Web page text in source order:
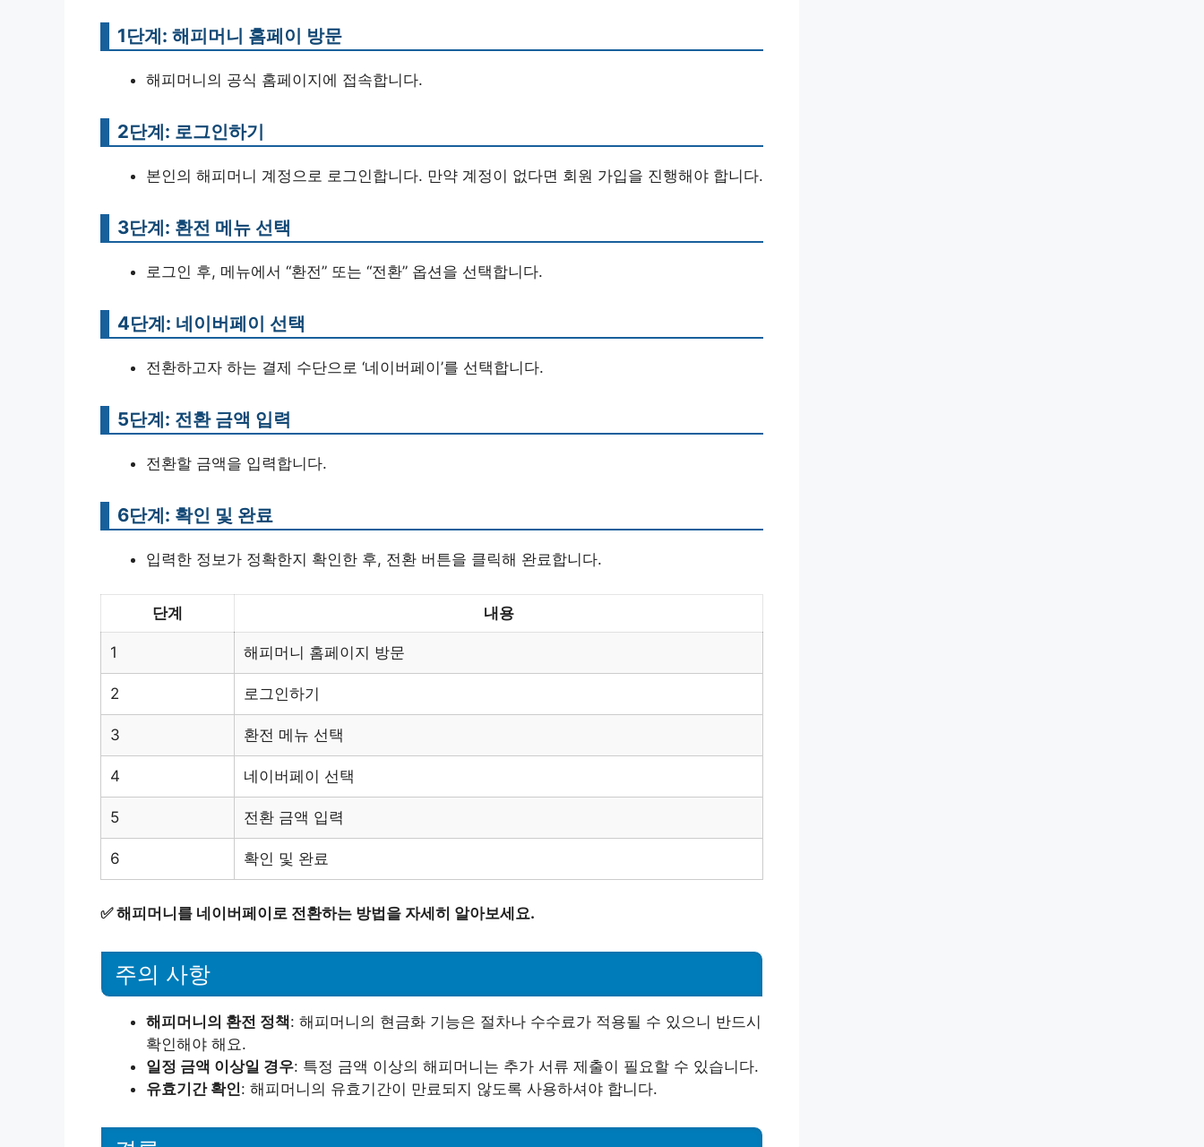
1단계: 해피머니 홈페이 방문
해피머니의 공식 홈페이지에 접속합니다.
2단계: 로그인하기
본인의 해피머니 계정으로 로그인합니다. 만약 계정이 없다면 회원 가입을 진행해야 합니다.
3단계: 환전 메뉴 선택
로그인 후, 메뉴에서 “환전” 또는 “전환” 옵션을 선택합니다.
4단계: 네이버페이 선택
전환하고자 하는 결제 수단으로 ‘네이버페이’를 선택합니다.
5단계: 전환 금액 입력
전환할 금액을 입력합니다.
6단계: 확인 및 완료
입력한 정보가 정확한지 확인한 후, 전환 버튼을 클릭해 완료합니다.
단계 내용
1 해피머니 홈페이지 방문
2 로그인하기
3 환전 메뉴 선택
4 네이버페이 선택
5 전환 금액 입력
6 확인 및 완료
✅해피머니를 네이버페이로 전환하는 방법을 자세히 알아보세요.
주의 사항
해피머니의 환전 정책: 해피머니의 현금화 기능은 절차나 수수료가 적용될 수 있으니 반드시
확인해야 해요.
일정 금액 이상일 경우: 특정 금액 이상의 해피머니는 추가 서류 제출이 필요할 수 있습니다.
유효기간 확인: 해피머니의 유효기간이 만료되지 않도록 사용하셔야 합니다.